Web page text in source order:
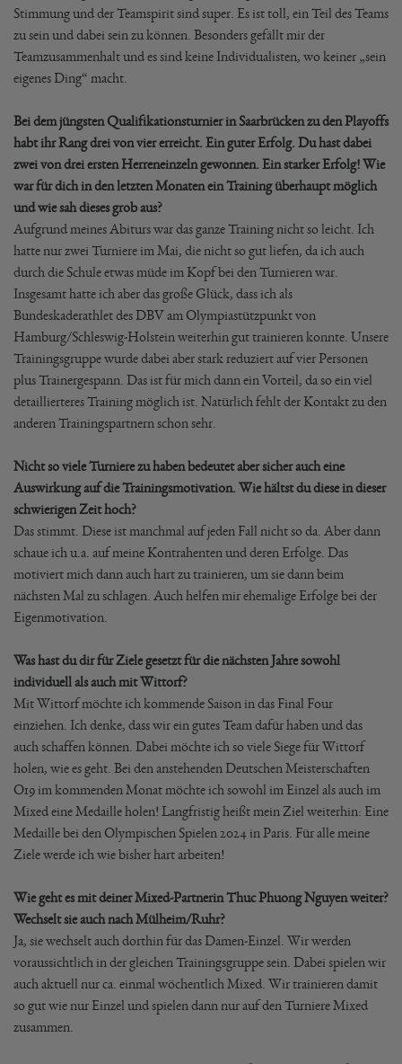
Stimmung und der Teamspirit sind super. Es ist toll, ein Teil des Teams
zu sein und dabei sein zu können. Besonders gefällt mir der
Teamzusammenhalt und es sind keine Individualisten, wo keiner „sein
eigenes Ding“ macht.
Bei dem jüngsten Qualifikationsturnier in Saarbrücken zu den Playoffs
habt ihr Rang drei von vier erreicht. Ein guter Erfolg. Du hast dabei
zwei von drei ersten Herreneinzeln gewonnen. Ein starker Erfolg! Wie
war für dich in den letzten Monaten ein Training überhaupt möglich
und wie sah dieses grob aus?
Aufgrund meines Abiturs war das ganze Training nicht so leicht. Ich
hatte nur zwei Turniere im Mai, die nicht so gut liefen, da ich auch
durch die Schule etwas müde im Kopf bei den Turnieren war.
Insgesamt hatte ich aber das große Glück, dass ich als
Bundeskaderathlet des DBV am Olympiastützpunkt von
Hamburg/Schleswig-Holstein weiterhin gut trainieren konnte. Unsere
Trainingsgruppe wurde dabei aber stark reduziert auf vier Personen
plus Trainergespann. Das ist für mich dann ein Vorteil, da so ein viel
detaillierteres Training möglich ist. Natürlich fehlt der Kontakt zu den
anderen Trainingspartnern schon sehr.
Nicht so viele Turniere zu haben bedeutet aber sicher auch eine
Auswirkung auf die Trainingsmotivation. Wie hältst du diese in dieser
schwierigen Zeit hoch?
Das stimmt. Diese ist manchmal auf jeden Fall nicht so da. Aber dann
schaue ich u.a. auf meine Kontrahenten und deren Erfolge. Das
motiviert mich dann auch hart zu trainieren, um sie dann beim
nächsten Mal zu schlagen. Auch helfen mir ehemalige Erfolge bei der
Eigenmotivation.
Was hast du dir für Ziele gesetzt für die nächsten Jahre sowohl
individuell als auch mit Wittorf?
Mit Wittorf möchte ich kommende Saison in das Final Four
einziehen. Ich denke, dass wir ein gutes Team dafür haben und das
auch schaffen können. Dabei möchte ich so viele Siege für Wittorf
holen, wie es geht. Bei den anstehenden Deutschen Meisterschaften
O19 im kommenden Monat möchte ich sowohl im Einzel als auch im
Mixed eine Medaille holen! Langfristig heißt mein Ziel weiterhin: Eine
Medaille bei den Olympischen Spielen 2024 in Paris. Für alle meine
Ziele werde ich wie bisher hart arbeiten!
Wie geht es mit deiner Mixed-Partnerin Thuc Phuong Nguyen weiter?
Wechselt sie auch nach Mülheim/Ruhr?
Ja, sie wechselt auch dorthin für das Damen-Einzel. Wir werden
voraussichtlich in der gleichen Trainingsgruppe sein. Dabei spielen wir
auch aktuell nur ca. einmal wöchentlich Mixed. Wir trainieren damit
so gut wie nur Einzel und spielen dann nur auf den Turniere Mixed
zusammen.